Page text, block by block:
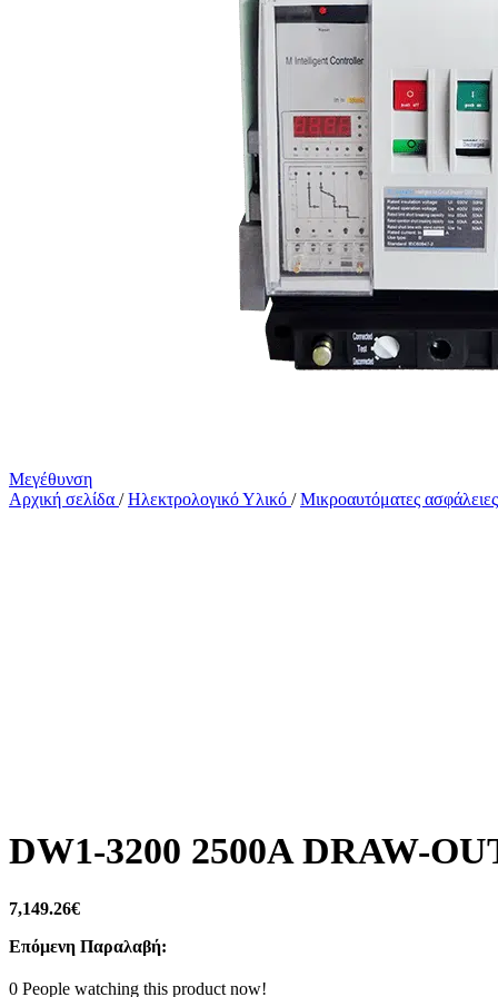
Μεγέθυνση
Αρχική σελίδα / Ηλεκτρολογικό Υλικό / Μικροαυτόματες ασφάλειες
DW1-3200 2500A DRAW-
7,149.26€
Επόμενη Παραλαβή:
0 People watching this product now!